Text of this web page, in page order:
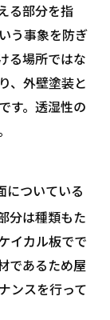
る部分を指
う事象を防ぎ
る場所ではな
、外壁塗装と
す。透湿性の
についている
分は種類もた
イカル板でで
であるため屋
ンスを行って